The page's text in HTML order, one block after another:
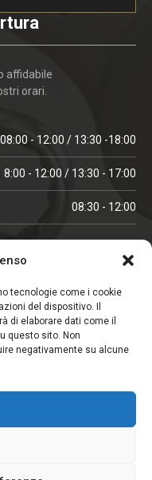
tecnologie come i cookie
del dispositivo. Il
di elaborare dati come il
questo sito. Non
negativamente su alcune
affidabile
orari.
08:00 - 12:00 / 13:30 -18:00
8:00 - 12:00 / 13:30 - 17:00
08:30 - 12:00
08:00 - 12:00 / 13:30 -18:00
08:00 - 12:00